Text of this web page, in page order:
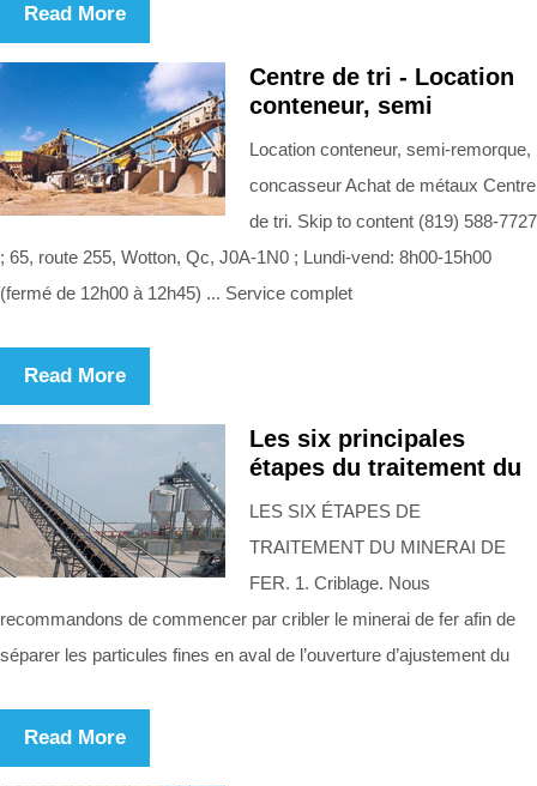
Read More
Centre de tri - Location
conteneur, semi
Location conteneur, semi-remorque,
concasseur Achat de métaux Centre
de tri. Skip to content (819) 588-7727
; 65, route 255, Wotton, Qc, J0A-1N0 ; Lundi-vend: 8h00-15h00
(fermé de 12h00 à 12h45) ... Service complet
Read More
Les six principales
étapes du traitement du
LES SIX ÉTAPES DE
TRAITEMENT DU MINERAI DE
FER. 1. Criblage. Nous
recommandons de commencer par cribler le minerai de fer afin de
séparer les particules fines en aval de l’ouverture d’ajustement du
Read More